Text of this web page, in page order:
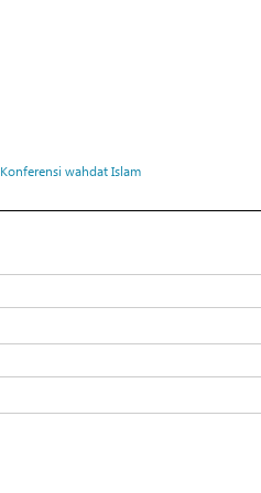
Konferensi wahdat Islam